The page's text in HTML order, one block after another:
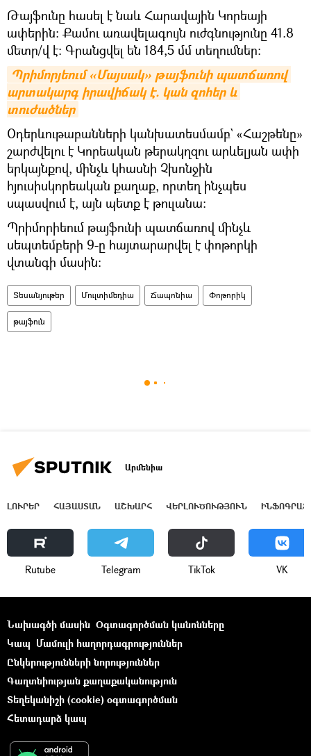
Թայֆունը հասել է նաև Հարավային Կորեայի
ափերին։ Քամու առավելագույն ուժգնությունը 41.8
մետր/վ է։ Գրանցվել են 184,5 մմ տեղումներ։
Պրիմորյեում «Մայսակ» թայֆունի պատճառով
արտակարգ իրավիճակ է. կան զոհեր և
տուժածներ
Օդերևութաբանների կանխատեսմամբ` «Հաշթենը»
շարժվելու է Կորեական թերակղզու արևելյան ափի
երկայնքով, մինչև կհասնի Չխոնջին
հյուսիսկորեական քաղաք, որտեղ ինչպես
սպասվում է, այն պետք է թուլանա։
Պրիմորիեում թայֆունի պատճառով մինչև
սեպտեմբերի 9-ը հայտարարվել է փոթորկի
վտանգի մասին։
Տեսանյութեր Մուլտիմեդիա Ճապոնիա Փոթորիկ
թայֆուն
Արմենիա
ԼՈՒՐԵՐ ՀԱՅԱՍՏԱՆ ԱՇԽԱՐՀ ՎԵՐԼՈՒԾՈՒԹՅՈՒՆ
Rutube Telegram ТikТоk VK
Նախագծի մասին Օգտագործման կանոնները
Կապ Մամուլի հաղորդագրություններ
Ընկերությունների նորություններ
Գաղտնիության քաղաքականություն
Տեղեկանիշի (cookie) օգտագործման
Հետադարձ կապ